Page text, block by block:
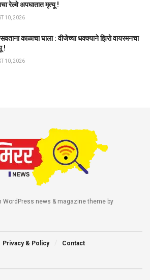
रेल्वे अपघातात मृत्यू !
10, 2026
काळाचा घाला : वीजेच्या धक्क्याने झिरो वायरमनचा
!
10, 2026
WordPress news & magazine theme by
Privacy & Policy Contact